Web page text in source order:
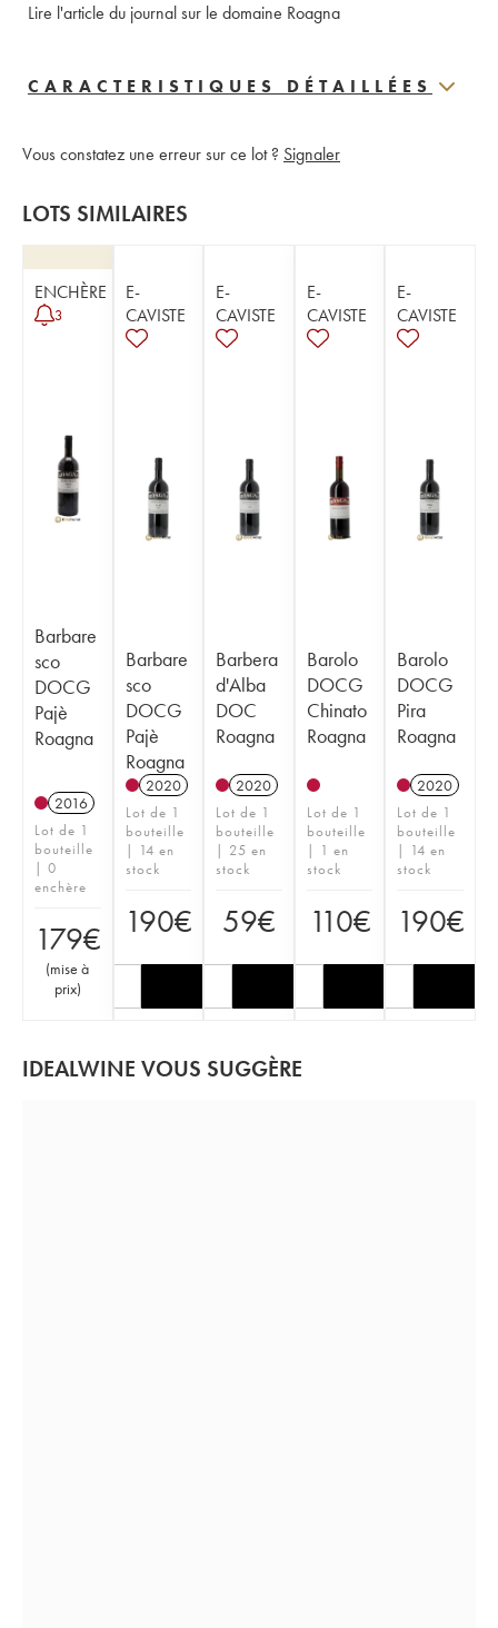
Lire l'article du journal sur le domaine Roagna
CARACTERISTIQUES DÉTAILLÉES
Vous constatez une erreur sur ce lot ? Signaler
LOTS SIMILAIRES
ENCHÈRE
3
Barbare
sco
DOCG
Pajè
Roagna
2016
Lot de 1
bouteille
| 0
enchère
179€
(mise à
prix)
E-
CAVISTE
Barbare
sco
DOCG
Pajè
Roagna
2020
Lot de 1
bouteille
| 14 en
stock
190€
E-
CAVISTE
Barbera
d'Alba
DOC
Roagna
2020
Lot de 1
bouteille
| 25 en
stock
59€
E-
CAVISTE
Barolo
DOCG
Chinato
Roagna
Lot de 1
bouteille
| 1 en
stock
110€
E-
CAVISTE
Barolo
DOCG
Pira
Roagna
2020
Lot de 1
bouteille
| 14 en
stock
190€
IDEALWINE VOUS SUGGÈRE